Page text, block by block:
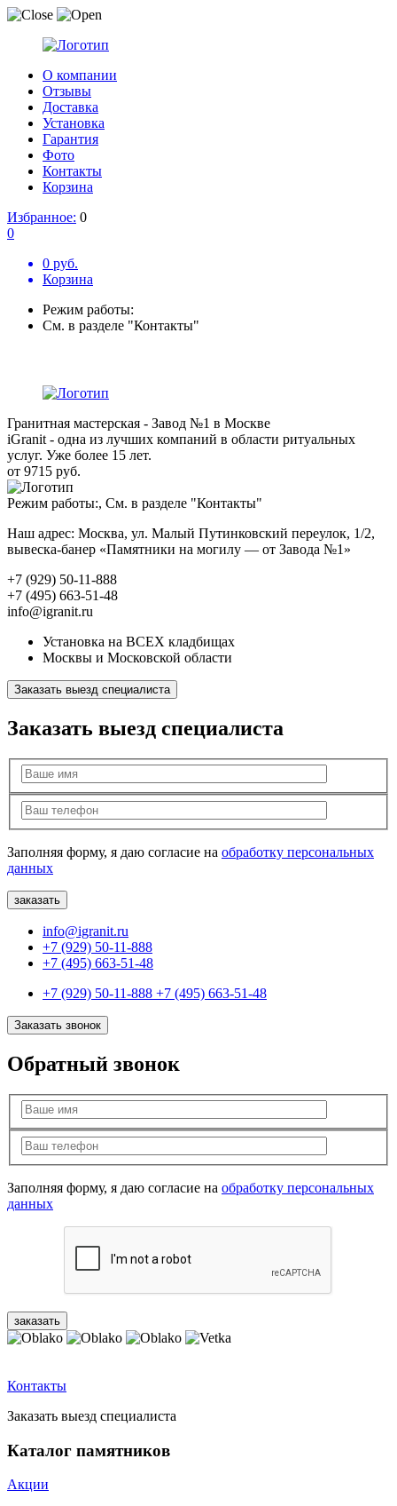
О компании
Отзывы
Доставка
Установка
Гарантия
Фото
Контакты
Корзина
Избранное: 0
0
0 руб.
Корзина
Режим работы:
См. в разделе "Контакты"
Гранитная мастерская - Завод №1 в Москве
iGranit - одна из лучших компаний в области ритуальных
услуг. Уже более 15 лет.
от 9715 руб.
Режим работы:, См. в разделе "Контакты"
Наш адрес: Москва, ул. Малый Путинковский переулок, 1/2,
вывеска-банер «Памятники на могилу — от Завода №1»
+7 (929) 50-11-888
+7 (495) 663-51-48
info@igranit.ru
Установка на ВСЕХ кладбищах
Москвы и Московской области
Заказать выезд специалиста
Заказать выезд специалиста
Заполняя форму, я даю согласие на обработку персональных
данных
info@igranit.ru
+7 (929) 50-11-888
+7 (495) 663-51-48
+7 (929) 50-11-888 +7 (495) 663-51-48
Заказать звонок
Обратный звонок
Заполняя форму, я даю согласие на обработку персональных
данных
Контакты
Заказать выезд специалиста
Каталог памятников
Акции